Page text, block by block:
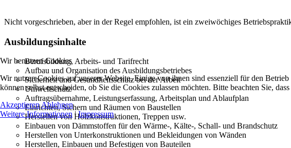
Nicht vorgeschrieben, aber in der Regel empfohlen, ist ein zweiwöchiges
Ausbildungsinhalte
Berufsbildung, Arbeits- und Tarifrecht
Aufbau und Organisation des Ausbildungsbetriebes
Sicherheit und Gesundheitsschutz bei der Arbeit
Umweltschutz
Auftragsübernahme, Leistungserfassung, Arbeitsplan und Ablaufplan
Einrichten, Sichern und Räumen von Baustellen
Herstellen von Holzkonstruktionen, Treppen usw.
Einbauen von Dämmstoffen für den Wärme-, Kälte-, Schall- und Brandschutz
Herstellen von Unterkonstruktionen und Bekleidungen von Wänden
Herstellen, Einbauen und Befestigen von Bauteilen
Wir benutzen Cookies
Wir nutzen Cookies auf unserer Website. Einige von ihnen sind essenziell für den
können selbst entscheiden, ob Sie die Cookies zulassen möchten. Bitte beachten Sie,
AkzeptierenAblehnen
Weitere Informationen |Impressum